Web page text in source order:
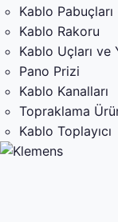
Kablo Pabuçları
Kablo Rakoru
Kablo Uçları ve
Pano Prizi
Kablo Kanalları
Topraklama
Kablo Toplayıcı